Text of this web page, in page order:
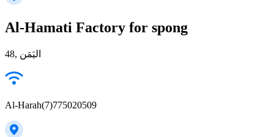
Al-Hamati Factory for spong
48, اليَمَن
Al-Harah(7)775020509